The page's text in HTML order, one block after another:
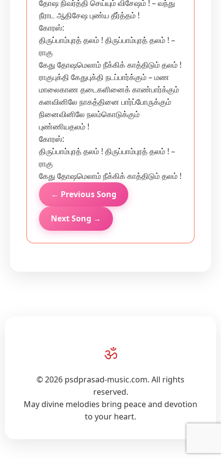
தோஷ நிவர்த்தி செய்யும் விசேஷம் ! – வந்து
நீராட ஆதிசேஷ புண்ய தீர்த்தம் !
கோரஸ்:
திருப்பாம்புரத் தலம் ! திருப்பாம்புரத் தலம் ! –
ராகு
கேது தோஷமெலாம் நீக்கிக் காத்திடும் தலம் !
ராகுபுக்தி கேதுபுக்தி நடப்பார்க்கும் – மண
மாலைகாண தடைகளினைக் காண்பார்க்கும்
கனவினிலே நாகத்தினை பார்ப்போருக்கும்
நினைவினிலே நலம்கொடுக்கும்
புண்ணியதலம் !
கோரஸ்:
திருப்பாம்புரத் தலம் ! திருப்பாம்புரத் தலம் ! –
ராகு
கேது தோஷமெலாம் நீக்கிக் காத்திடும் தலம் !
← Previous Song
Next Song →
ॐ
© 2026 psdprasad-music.com. All rights
reserved.
May divine melodies bring peace and devotion
to your heart.